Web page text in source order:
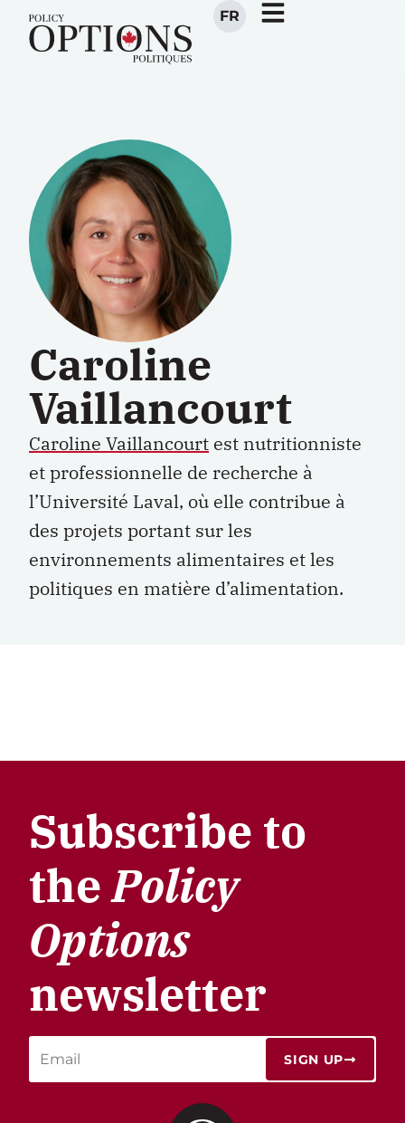
FR
Caroline
Vaillancourt
Caroline Vaillancourt est nutritionniste
et professionnelle de recherche à
l’Université Laval, où elle contribue à
des projets portant sur les
environnements alimentaires et les
politiques en matière d’alimentation.
Subscribe to
thePolicy
Options
newsletter
SIGN UP